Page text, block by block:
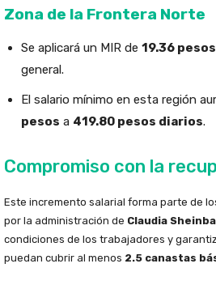
Zona de la Frontera Norte
Se aplicará un MIR de 19.36 pesos
general.
El salario mínimo en esta región
pesos a 419.80 pesos diarios.
Compromiso con la
Este incremento salarial forma parte de
por la administración de Claudia
condiciones de los trabajadores y
puedan cubrir al menos 2.5 canastas